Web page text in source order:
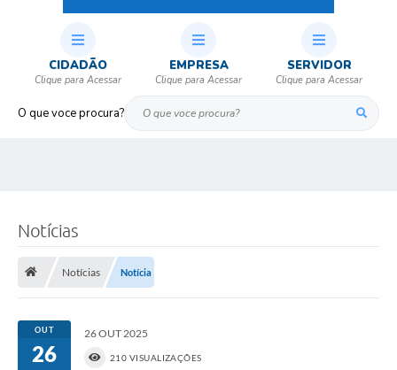
O que voce procura?
CIDADÃO EMPRESA SERVIDOR
Notícias
Notícias Notícia
OUT
26
26 OUT 2025
210 VISUALIZAÇÕES